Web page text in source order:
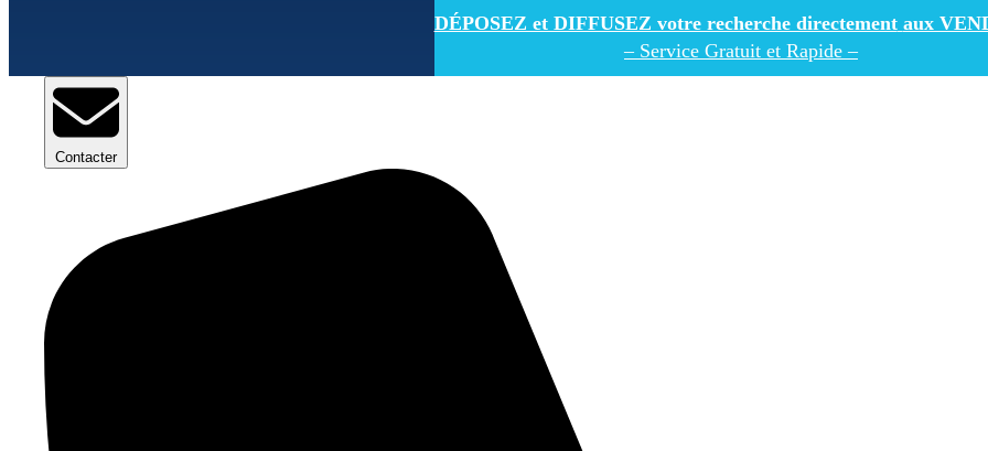
DÉPOSEZ et DIFFUSEZ votre recherche directement aux
– Service Gratuit et Rapide –
Contacter